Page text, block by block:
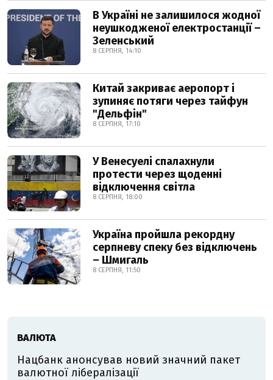
В Україні не залишилося жодної
неушкодженої електростанції –
Зеленський
8 СЕРПНЯ, 14:10
Китай закриває аеропорт і
зупиняє потяги через тайфун
"Дельфін"
8 СЕРПНЯ, 17:10
У Венесуелі спалахнули
протести через щоденні
відключення світла
8 СЕРПНЯ, 18:00
Україна пройшла рекордну
серпневу спеку без відключень
– Шмигаль
8 СЕРПНЯ, 11:50
ВАЛЮТА
Нацбанк анонсував новий значний пакет
валютної лібералізації